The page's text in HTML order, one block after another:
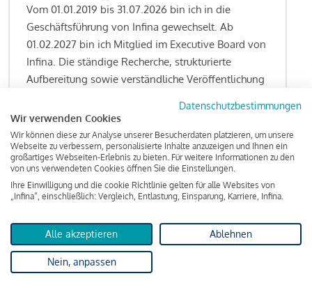
Vom 01.01.2019 bis 31.07.2026 bin ich in die
Geschäftsführung von Infina gewechselt. Ab
01.02.2027 bin ich Mitglied im Executive Board von
Infina. Die ständige Recherche, strukturierte
Aufbereitung sowie verständliche Veröffentlichung
Kreditgeschäft gehören zu den wesentlichen
Schwerpunktsetzungen meiner Funktion.
Lesen Sie meine Finanzierungs-Tipps
KreditindexDas Wohnkredit Barometer
Datenschutzbestimmungen
Wir verwenden Cookies
Wir können diese zur Analyse unserer Besucherdaten platzieren, um unsere
Webseite zu verbessern, personalisierte Inhalte anzuzeigen und Ihnen ein
großartiges Webseiten-Erlebnis zu bieten. Für weitere Informationen zu den
von uns verwendeten Cookies öffnen Sie die Einstellungen.
Ihre Einwilligung und die cookie Richtlinie gelten für alle Websites von
„Infina“, einschließlich: Vergleich, Entlastung, Einsparung, Karriere, Infina.
Alle akzeptieren Ablehnen
Nein, anpassen